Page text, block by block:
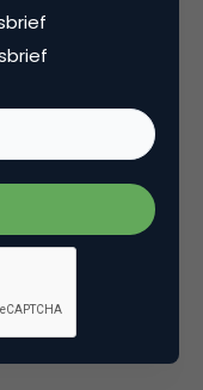
wordt een
waard is, is
appelt-eitje